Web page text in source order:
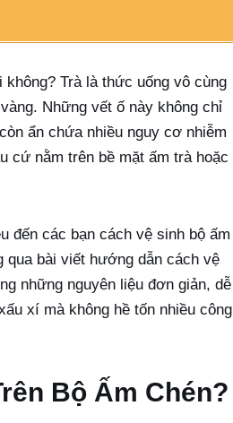
Trà là thức uống vô cùng
Những vết ố này không chỉ
ẩn chứa nhiều nguy cơ nhiễm
cứ nằm trên bề mặt ấm trà hoặc
đến các bạn cách vệ sinh bộ ấm
qua bài viết hướng dẫn cách vệ
những nguyên liệu đơn giản, dễ
xí mà không hề tốn nhiều công
Bộ Ấm Chén?